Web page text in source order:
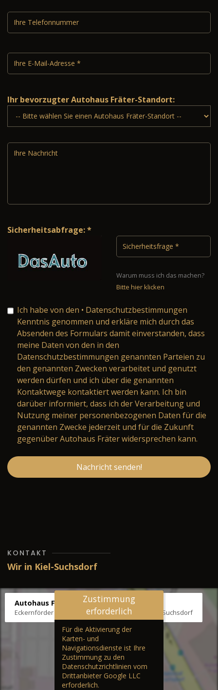
Ihr bevorzugter Autohaus Fräter-Standort:
Sicherheitsabfrage: *
Warum muss ich das machen?
Bitte hier klicken
Ich habe von den • Datenschutzbestimmungen
Kenntnis genommen und erkläre mich durch das
Absenden des Formulars damit einverstanden, dass
meine Daten von den in den
Datenschutzbestimmungen genannten Parteien zu
den genannten Zwecken verarbeitet und genutzt
werden dürfen und ich über die genannten
Kontaktwege kontaktiert werden kann. Ich bin
darüber informiert, dass ich der Verarbeitung und
Nutzung meiner personenbezogenen Daten für die
genannten Zwecke jederzeit und für die Zukunft
gegenüber Autohaus Fräter widersprechen kann.
Nachricht senden!
KONTAKT
Wir in Kiel-Suchsdorf
Autohaus Fräter
Eckernförder Str. /Klausbrooker Weg 1, 24107 Kiel-Suchsdorf
Zustimmung
erforderlich
Für die Aktivierung der
Karten- und
Navigationsdienste ist Ihre
Zustimmung zu den
Datenschutzrichtlinien vom
Drittanbieter Google LLC
erforderlich.